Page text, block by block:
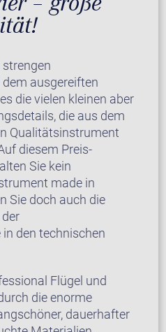
strengen
ausgereiften
die vielen kleinen aber
die aus dem
Qualitätsinstrument
diesem Preis-
Sie kein
made in
Sie doch auch die
den technischen
Flügel und
die enorme
dauerhafter